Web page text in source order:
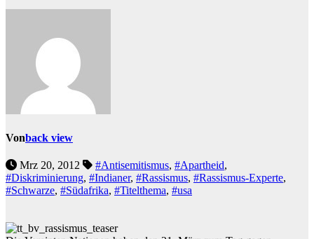
Vonback view
Mrz 20, 2012 #Antisemitismus, #Apartheid,
#Diskriminierung, #Indianer, #Rassismus, #Rassismus-Experte,
#Schwarze, #Südafrika, #Titelthema, #usa